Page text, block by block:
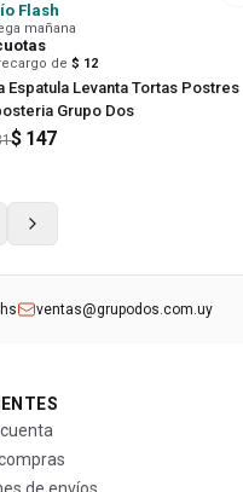
Flash
mañana
de $ 12
Espatula Levanta Tortas Postres
Grupo Dos
$ 147
ventas@grupodos.com.uy